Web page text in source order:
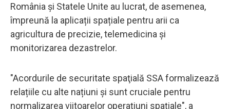
România și Statele Unite au lucrat, de asemenea,
împreună la aplicații spațiale pentru arii ca
agricultura de precizie, telemedicina și
monitorizarea dezastrelor.
"Acordurile de securitate spaţială SSA formalizează
relațiile cu alte națiuni și sunt cruciale pentru
normalizarea viitoarelor operațiuni spațiale", a